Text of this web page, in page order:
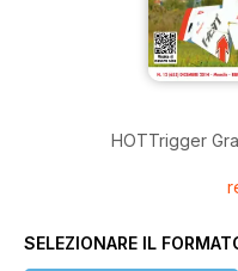
HOTTrigger
SELEZIONARE IL